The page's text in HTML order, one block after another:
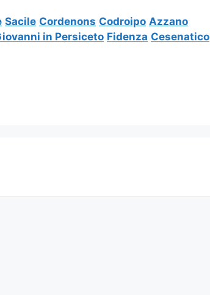
Sacile Cordenons Codroipo Azzano
in Persiceto Fidenza Cesenatico